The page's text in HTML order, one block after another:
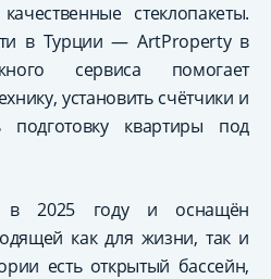
стеклопакеты.
в Турции — ArtProperty в
сервиса помогает
установить счётчики и
подготовку квартиры под
в 2025 году и оснащён
как для жизни, так и
есть открытый бассейн,